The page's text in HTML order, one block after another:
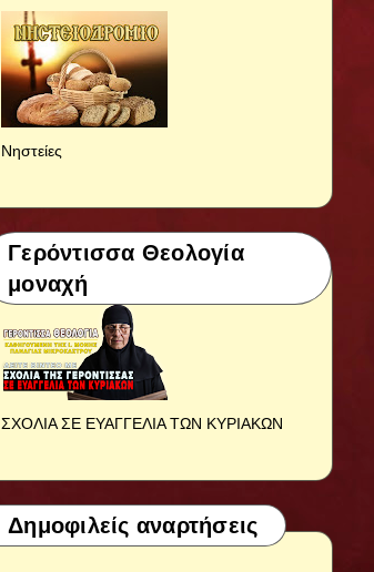
Νηστείες
Γερόντισσα Θεολογία
μοναχή
ΣΧΟΛΙΑ ΣΕ ΕΥΑΓΓΕΛΙΑ ΤΩΝ ΚΥΡΙΑΚΩΝ
Δημοφιλείς αναρτήσεις